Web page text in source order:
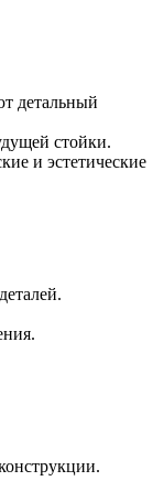
детальный
стойки.
и эстетические